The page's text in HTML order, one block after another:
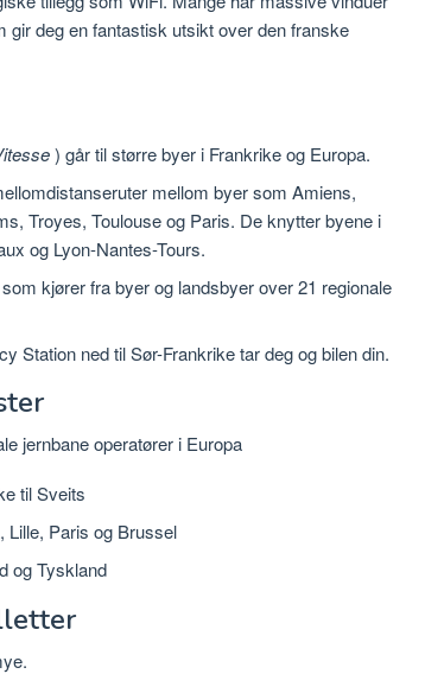
gir deg en fantastisk utsikt over den franske
) går til større byer i Frankrike og Europa.
mellom byer som Amiens,
Troyes, Toulouse og Paris. De knytter byene i
og Lyon-Nantes-Tours.
kjører fra byer og landsbyer over 21 regionale
Station ned til Sør-Frankrike tar deg og bilen din.
jernbane operatører i Europa
til Sveits
Lille, Paris og Brussel
og Tyskland